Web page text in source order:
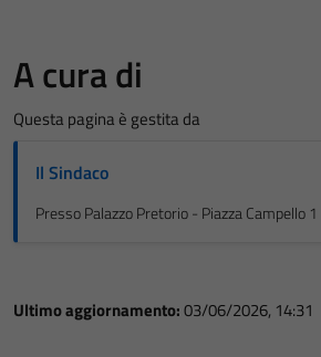
A cura di
Questa pagina è gestita da
Il Sindaco
Presso Palazzo Pretorio - Piazza Campello
Ultimo aggiornamento:03/06/2026, 14:31